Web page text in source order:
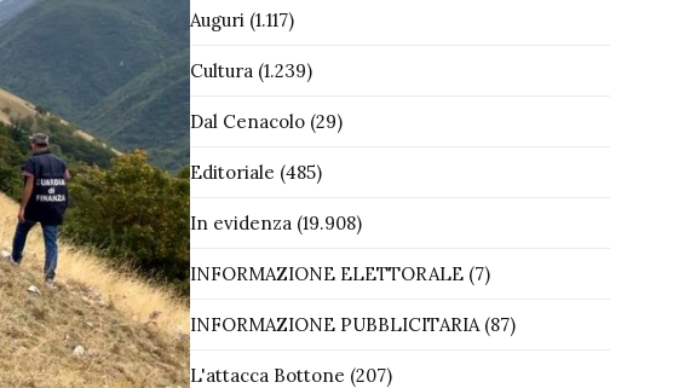
Auguri(1.117)
Cultura(1.239)
Dal Cenacolo(29)
Editoriale (485)
In evidenza(19.908)
INFORMAZIONE ELETTORALE(7)
INFORMAZIONE PUBBLICITARIA(87)
L'attacca Bottone (207)